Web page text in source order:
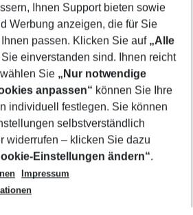
ändern
Ihnen Support bieten sowie
Werbung anzeigen, die für Sie
passen. Klicken Sie auf „Alle
einverstanden sind. Ihnen reicht
Sie „Nur notwendige
anpassen“ können Sie Ihre
individuell festlegen. Sie können
selbstverständlich
widerrufen – klicken Sie dazu
Einstellungen ändern“.
Impressum